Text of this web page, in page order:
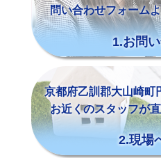
問い合わせフォーム
1.お問
京都府乙訓郡大山崎町
お近くのスタッフが
2.現場